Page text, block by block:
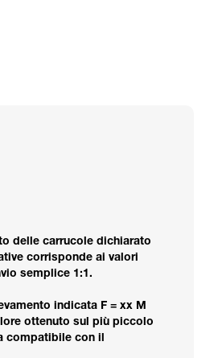
delle carrucole dichiarato
corrisponde ai valori
semplice 1:1.
indicata F = xx M
ottenuto sul più piccolo
compatibile con il